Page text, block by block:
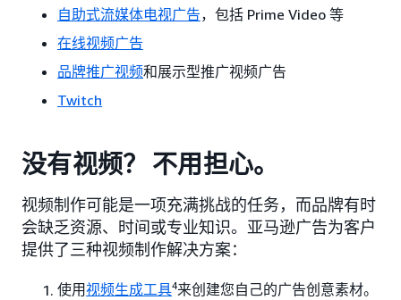
自助式流媒体电视广告，包括 Prime Video 等
在线视频广告
品牌推广视频和展示型推广视频广告
Twitch
没有视频？ 不用担心。
视频制作可能是一项充满挑战的任务，而品牌有时
会缺乏资源、时间或专业知识。亚马逊广告为客户
提供了三种视频制作解决方案：
使用视频生成工具4来创建您自己的广告创意素材。